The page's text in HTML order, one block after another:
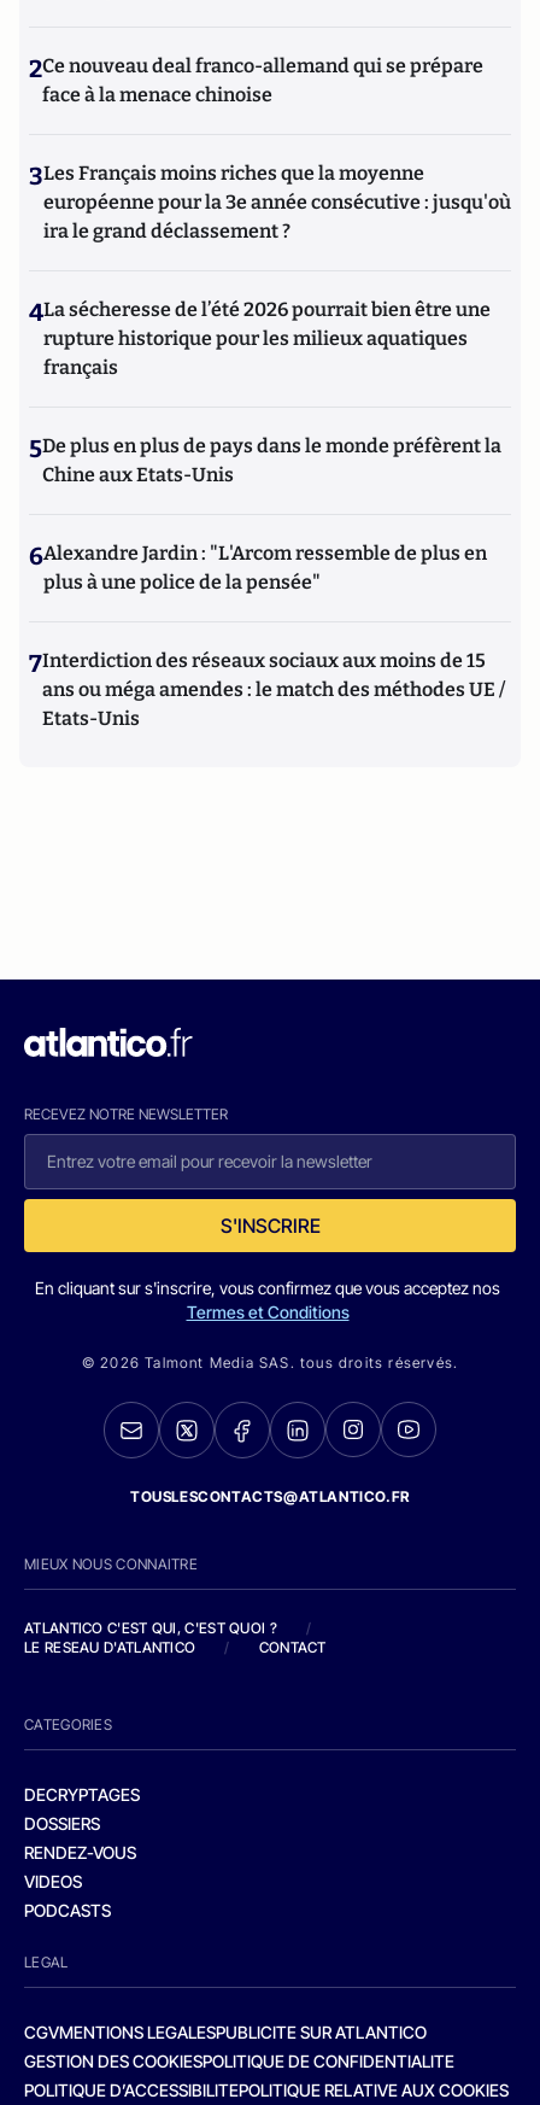
2Ce nouveau deal franco-allemand qui se prépare
face à la menace chinoise
3Les Français moins riches que la moyenne
européenne pour la 3e année consécutive : jusqu'où
ira le grand déclassement ?
4La sécheresse de l’été 2026 pourrait bien être une
rupture historique pour les milieux aquatiques
français
5De plus en plus de pays dans le monde préfèrent la
Chine aux Etats-Unis
6Alexandre Jardin : "L'Arcom ressemble de plus en
plus à une police de la pensée"
7Interdiction des réseaux sociaux aux moins de 15
ans ou méga amendes : le match des méthodes UE /
Etats-Unis
RECEVEZ NOTRE NEWSLETTER
S'INSCRIRE
En cliquant sur s'inscrire, vous confirmez que vous acceptez nos
Termes et Conditions
© 2026 Talmont Media SAS. tous droits réservés.
TOUSLESCONTACTS@ATLANTICO.FR
MIEUX NOUS CONNAITRE
ATLANTICO C'EST QUI, C'EST QUOI ?
/
LE RESEAU D'ATLANTICO
/ CONTACT
CATEGORIES
DECRYPTAGES
DOSSIERS
RENDEZ-VOUS
VIDEOS
PODCASTS
LEGAL
CGVMENTIONS LEGALESPUBLICITE SUR ATLANTICO
GESTION DES COOKIESPOLITIQUE DE CONFIDENTIALITE
POLITIQUE D’ACCESSIBILITEPOLITIQUE RELATIVE AUX COOKIES